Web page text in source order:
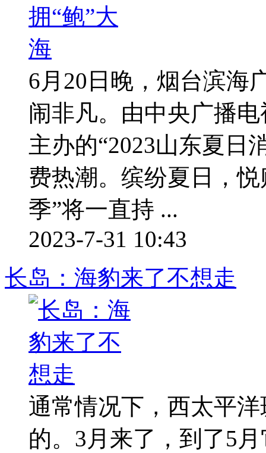
6月20日晚，烟台滨海
闹非凡。由中央广播
主办的“2023山东夏日
费热潮。缤纷夏日，
季”将一直持 ...
2023-7-31 10:43
长岛：海豹来了不想走
通常情况下，西太平
的。3月来了，到了5